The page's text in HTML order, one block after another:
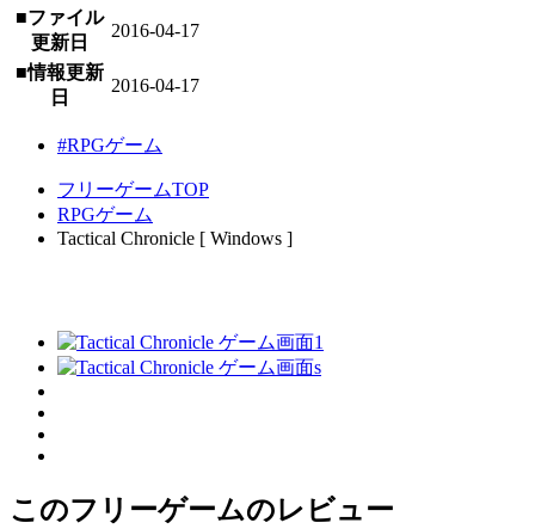
■ファイル
更新日
2016-04-17
■情報更新
日
2016-04-17
#RPGゲーム
フリーゲームTOP
RPGゲーム
Tactical Chronicle [ Windows ]
このフリーゲームのレビュー